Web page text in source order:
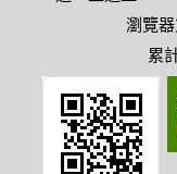
瀏覽
累